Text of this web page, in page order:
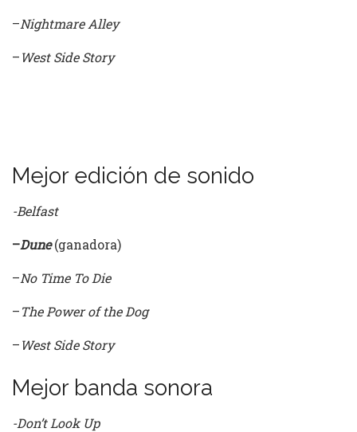
–Nightmare Alley
–West Side Story
Mejor edición de sonido
-Belfast
–Dune(ganadora)
–No Time To Die
–The Power of the Dog
–West Side Story
Mejor banda sonora
-Don’t Look Up